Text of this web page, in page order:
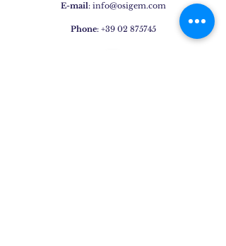
E-mail: info@osigem.com
Phone: +39 02 875745